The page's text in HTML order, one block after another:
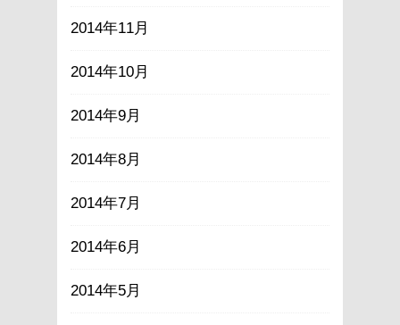
2014年11月
2014年10月
2014年9月
2014年8月
2014年7月
2014年6月
2014年5月